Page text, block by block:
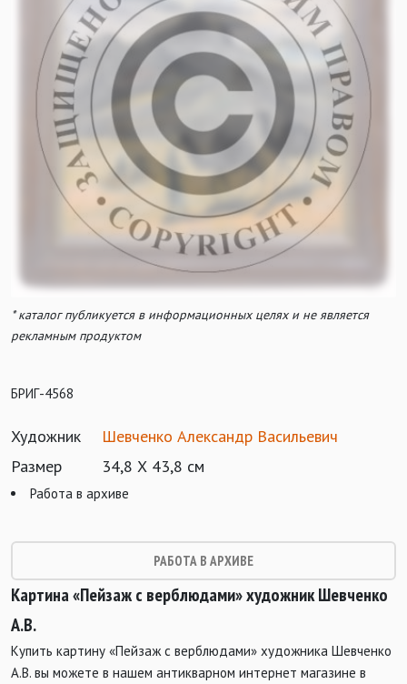
* каталог публикуется в информационных целях и не является
рекламным продуктом
БРИГ-4568
Художник
Шевченко Александр Васильевич
Размер
34,8 Х 43,8 см
Работа в архиве
РАБОТА В АРХИВЕ
Картина «Пейзаж с верблюдами» художник Шевченко
А.В.
Купить картину «Пейзаж с верблюдами» художника Шевченко
А.В. вы можете в нашем антикварном интернет магазине в